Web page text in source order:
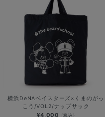
横浜DeNAベイスターズ×くまのがっ
こう/VOL2/ナップサック
¥4,000 (税込)